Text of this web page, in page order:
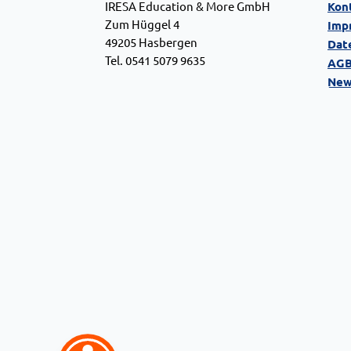
IRESA Education & More GmbH
Zum Hüggel 4
49205 Hasbergen
Tel. 0541 5079 9635